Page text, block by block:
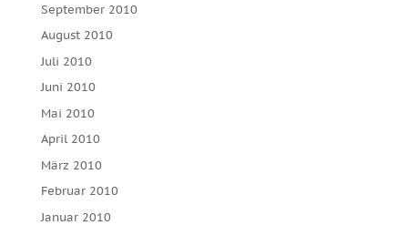
September 2010
August 2010
Juli 2010
Juni 2010
Mai 2010
April 2010
März 2010
Februar 2010
Januar 2010